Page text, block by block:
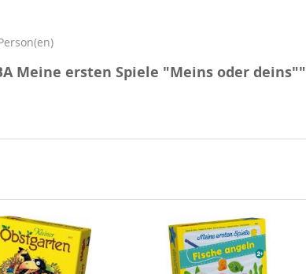
Meine ersten Spiele "Meins oder deins""